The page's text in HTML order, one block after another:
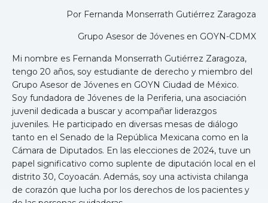
Por Fernanda Monserrath Gutiérrez Zaragoza
Grupo Asesor de Jóvenes en GOYN-CDMX
Mi nombre es Fernanda Monserrath Gutiérrez Zaragoza,
tengo 20 años, soy estudiante de derecho y miembro del
Grupo Asesor de Jóvenes en GOYN Ciudad de México.
Soy fundadora de Jóvenes de la Periferia, una asociación
juvenil dedicada a buscar y acompañar liderazgos
juveniles. He participado en diversas mesas de diálogo
tanto en el Senado de la República Mexicana como en la
Cámara de Diputados. En las elecciones de 2024, tuve un
papel significativo como suplente de diputación local en el
distrito 30, Coyoacán. Además, soy una activista chilanga
de corazón que lucha por los derechos de los pacientes y